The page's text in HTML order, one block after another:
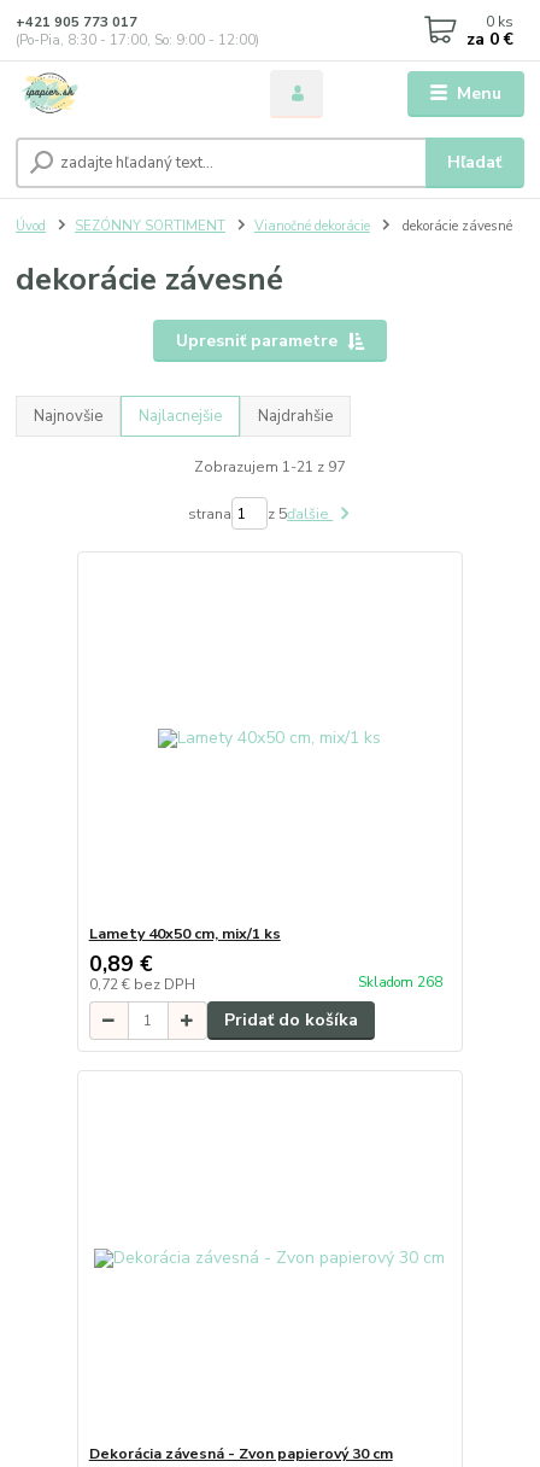
Menu
Hľadať
+421 905 773 017
(Po-Pia, 8:30 - 17:00, So: 9:00 - 12:00)
0 ks
za 0 €
Úvod SEZÓNNY SORTIMENT Vianočné dekorácie dekorácie závesné
dekorácie závesné
Upresniť parametre
Najnovšie Najlacnejšie Najdrahšie
Zobrazujem 1-21 z 97
strana z 5ďalšie
Lamety 40x50 cm, mix/1 ks
0,89 €
0,72 € bez DPH Skladom 268
Pridať do košíka
Dekorácia závesná - Zvon papierový 30 cm